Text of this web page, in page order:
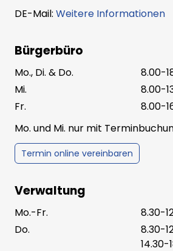
DE-Mail: Weitere Informationen
Bürgerbüro
Mo., Di. & Do.
8.00-
Mi.
8.00-
Fr.
8.00-
Mo. und Mi. nur mit
Termin online vereinbaren
Verwaltung
Mo.-Fr.
8.30-
Do.
8.30-
14.30-